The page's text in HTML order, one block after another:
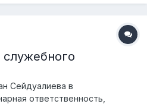
Сейдуалиева в
ответственность,